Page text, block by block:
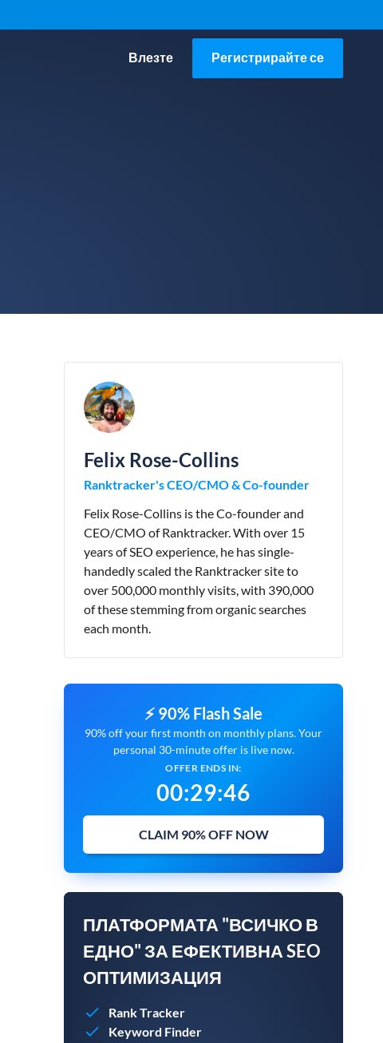
Влезте Регистрирайте се
Felix Rose-Collins
Ranktracker's CEO/CMO & Co-founder
Felix Rose-Collins is the Co-founder and
CEO/CMO of Ranktracker. With over 15
years of SEO experience, he has single-
handedly scaled the Ranktracker site to
over 500,000 monthly visits, with 390,000
of these stemming from organic searches
each month.
⚡ 90% Flash Sale
90% off your first month on monthly plans. Your
personal 30-minute offer is live now.
OFFER ENDS IN:
00:29:45
CLAIM 90% OFF NOW
ПЛАТФОРМАТА "ВСИЧКО В
ЕДНО" ЗА ЕФЕКТИВНА SEO
ОПТИМИЗАЦИЯ
Rank Tracker
Keyword Finder